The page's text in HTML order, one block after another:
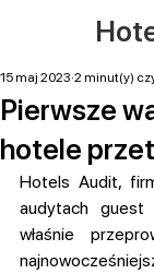
Pierwsze
hotele
15 maj 2023 2 minut(y)
Hotels Audit,
audytach guest
właśnie